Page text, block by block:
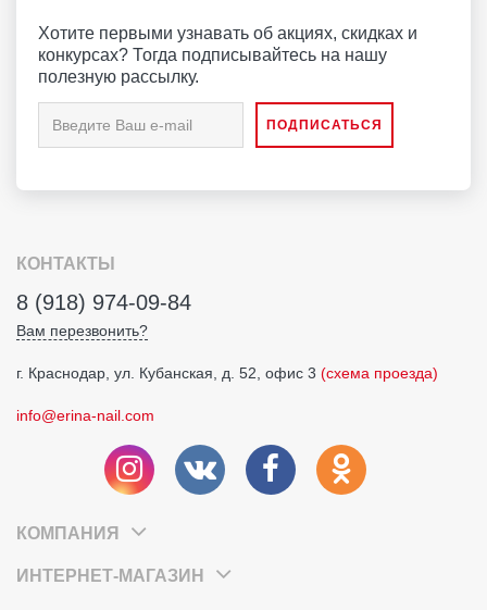
Хотите первыми узнавать об акциях, скидках и
конкурсах? Тогда подписывайтесь на нашу
полезную рассылку.
КОНТАКТЫ
8 (918) 974-09-84
Вам перезвонить?
г. Краснодар, ул. Кубанская, д. 52, офис 3 (схема проезда)
info@erina-nail.com
КОМПАНИЯ
ИНТЕРНЕТ-МАГАЗИН